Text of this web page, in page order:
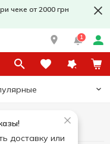
чеке от 2000 грн
1
доставку или